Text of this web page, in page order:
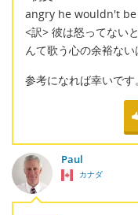
angry he wouldn't
<訳> 彼は怒ってない
んて歌う心の余裕ない
参考になれば幸いです。
Paul
カナダ